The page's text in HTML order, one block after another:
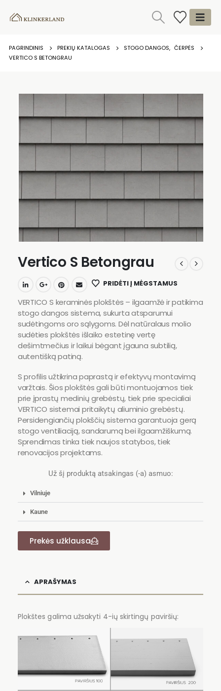
PAGRINDINIS PREKIŲ KATALOGAS STOGO DANGOS, ČERPĖS
VERTICO S BETONGRAU
Vertico S Betongrau
PRIDĖTI Į MĖGSTAMUS
VERTICO S keraminės plokštės – ilgaamžė ir patikima
stogo dangos sistema, sukurta atsparumui
sudėtingoms oro sąlygoms. Dėl natūralaus molio
sudėties plokštės išlaiko estetinę vertę
dešimtmečius ir laikui bėgant įgauna subtilią,
autentišką patiną.
S profilis užtikrina paprastą ir efektyvų montavimą
varžtais. Šios plokštės gali būti montuojamos tiek
prie įprastų medinių grebėstų, tiek prie specialiai
VERTICO sistemai pritaikytų aliuminio grebėstų.
Persidengiančių plokščių sistema garantuoja gerą
stogo ventiliaciją, sandarumą bei ilgaamžiškumą.
Sprendimas tinka tiek naujos statybos, tiek
renovacijos projektams.
Už šį produktą atsakingas (-a) asmuo:
Vilniuje
Kaune
Prekės užklausa
APRAŠYMAS
Plokštes galima užsakyti 4-ių skirtingų paviršių: